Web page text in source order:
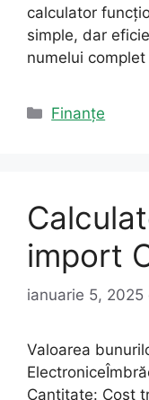
calculator
simple, dar
numelui
Categorii
Finanțe
import
ianuarie 5, 2025
Valoarea
Cantitate: Cost